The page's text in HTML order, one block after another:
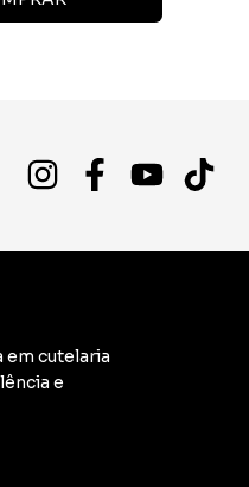
em cutelaria
e